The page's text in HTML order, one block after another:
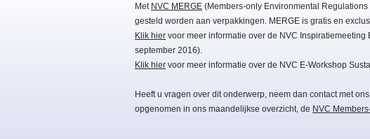
Met NVC MERGE (Members-only Environmental
gesteld worden aan verpakkingen. MERGE is gratis en
Klik hier voor meer informatie over de NVC
september 2016).
Klik hier voor meer informatie over de NVC E-Workshop
Heeft u vragen over dit onderwerp, neem dan contact met
opgenomen in ons maandelijkse overzicht, de NVC